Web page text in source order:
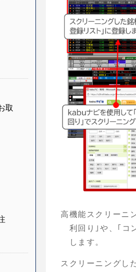
取
高機能スクリーニ
利回り｣や、｢コ
します。
スクリーニングし